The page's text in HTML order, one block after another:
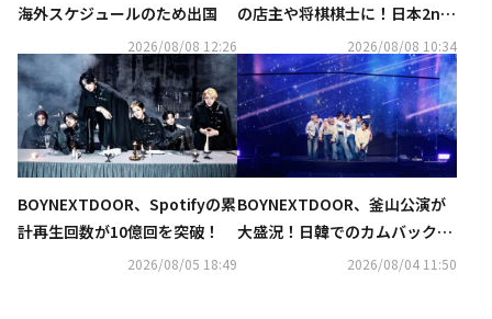
海外スケジュールのため出国
2026/08/08 12:26
の店主や将棋棋士に！日本2nd
デジタルシングル「Boom Boo
m Boom」MVフォト一挙公開
2026/08/08 10:34
BOYNEXTDOOR、Spotifyの累
計再生回数が10億回を突破！
2026/08/05 18:49
BOYNEXTDOOR、釜山公演が
大盛況！日韓でのカムバックを
サプライズ発表も2026/08/04 11:50